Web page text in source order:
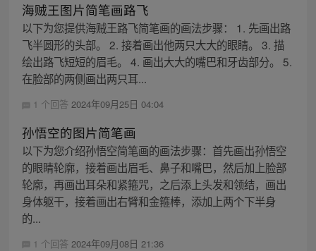
海贼王图片简笔画路飞
以下为您提供海贼王路飞简笔画的画法步骤： 1. 先画出路
飞半圆形的头部。 2. 接着画出他两只大大的眼睛。 3. 描
绘出路飞短短的眉毛。 4. 画出大大的嘴巴和牙齿部分。 5.
在脸部的两侧画出两只耳...
1 个回答 2024年09月25日 04:04
孙悟空的图片简笔画
以下为您介绍孙悟空简笔画的画法步骤：首先画出孙悟空
的眼睛轮廓，接着画出眉毛、鼻子和嘴巴，然后加上脸部
轮廓，再画出耳朵和紧箍咒，之后添上头发和领结，画出
身体躯干，接着画出右臂和金箍棒，添加上两个下半身
的...
1 个回答 2024年09月08日 21:36